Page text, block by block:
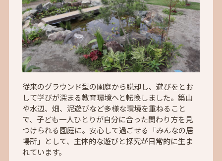
従来のグラウンド型の園庭から脱却し、遊びをとお
して学びが深まる教育環境へと転換しました。築山
や水辺、畑、泥遊びなど多様な環境を重ねること
で、子ども一人ひとりが自分に合った関わり方を見
つけられる園庭に。安心して過ごせる「みんなの居
場所」として、主体的な遊びと探究が日常的に生ま
れています。